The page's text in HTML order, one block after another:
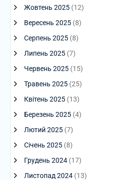
Жовтень 2025(12)
Вересень 2025(8)
Серпень 2025(8)
Липень 2025(7)
Червень 2025(15)
Травень 2025(25)
Квітень 2025(13)
Березень 2025(4)
Лютий 2025(7)
Січень 2025(8)
Грудень 2024(17)
Листопад 2024(13)